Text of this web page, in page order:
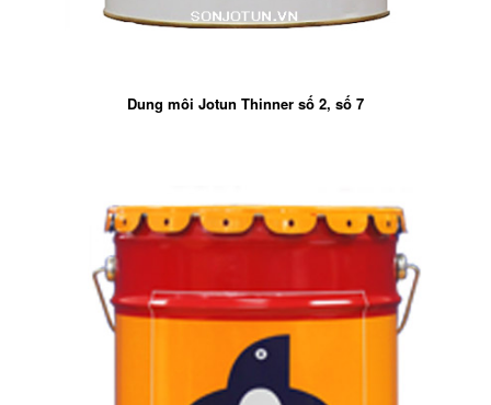
Dung môi Jotun Thinner số 2, số 7